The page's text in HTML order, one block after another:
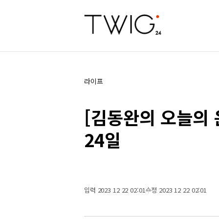
라이프
[김동완의 오늘
24일
입력 2023 12 22 02:01수정 2023 12 22 02:01